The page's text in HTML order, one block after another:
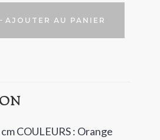
AJOUTER AU PANIER
COULEURS : Orange